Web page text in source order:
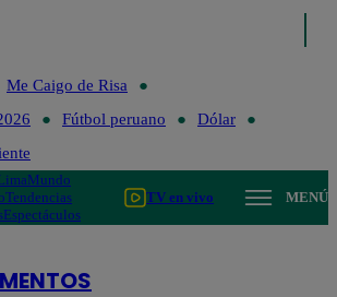
Me Caigo de Risa
Fútbol peruano
Dólar
Mundo
Tendencias
Espectáculos
TV en vivo MENÚ